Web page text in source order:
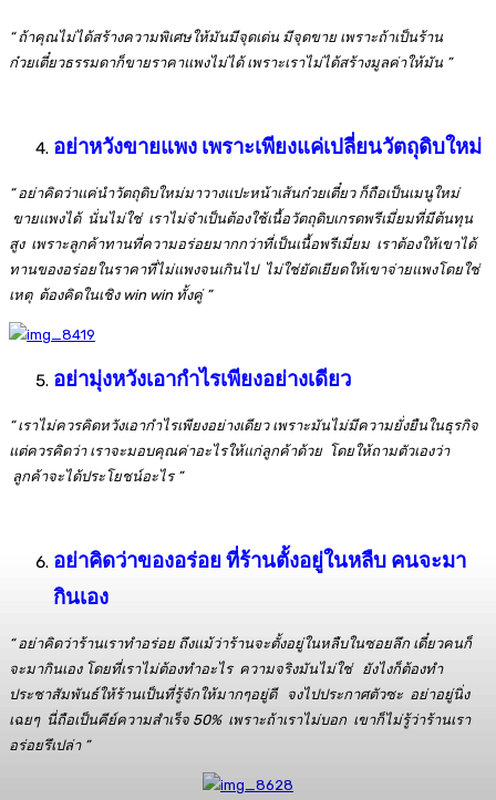
“ ถ้าคุณไม่ได้สร้างความพิเศษให้มันมีจุดเด่น มีจุดขาย เพราะถ้าเป็นร้าน
ก๋วยเตี๋ยวธรรมดาก็ขายราคาแพงไม่ได้ เพราะเราไม่ได้สร้างมูลค่าให้มัน ”
อย่าหวังขายแพง เพราะเพียงแค่เปลี่ยนวัตถุดิบใหม่
“อย่าคิดว่าแค่นำวัตถุดิบใหม่มาวางแปะหน้าเส้นก๋วยเตี๋ยว ก็ถือเป็นเมนูใหม่
ขายแพงได้ นั่นไม่ใช่ เราไม่จำเป็นต้องใช้เนื้อวัตถุดิบเกรดพรีเมี่ยมที่มีต้นทุน
สูง เพราะลูกค้าทานที่ความอร่อยมากกว่าที่เป็นเนื้อพรีเมี่ยม เราต้องให้เขาได้
ทานของอร่อยในราคาที่ไม่แพงจนเกินไป ไม่ใช่ยัดเยียดให้เขาจ่ายแพงโดยใช่
เหตุ ต้องคิดในเชิง win win ทั้งคู่”
อย่ามุ่งหวังเอากำไรเพียงอย่างเดียว
“ เราไม่ควรคิดหวังเอากำไรเพียงอย่างเดียว เพราะมันไม่มีความยั่งยืนในธุรกิจ
แต่ควรคิดว่า เราจะมอบคุณค่าอะไรให้แก่ลูกค้าด้วย โดยให้ถามตัวเองว่า
ลูกค้าจะได้ประโยชน์อะไร”
อย่าคิดว่าของอร่อย ที่ร้านตั้งอยู่ในหลืบ คนจะมา
กินเอง
“ อย่าคิดว่าร้านเราทำอร่อย ถึงแม้ว่าร้านจะตั้งอยู่ในหลืบในซอยลึก เดี๋ยวคนก็
จะมากินเอง โดยที่เราไม่ต้องทำอะไร ความจริงมันไม่ใช่ ยังไงก็ต้องทำ
ประชาสัมพันธ์ให้ร้านเป็นที่รู้จักให้มากๆอยู่ดี จงไปประกาศตัวซะ อย่าอยู่นิ่ง
เฉยๆ นี่ถือเป็นคีย์ความสำเร็จ 50%เพราะถ้าเราไม่บอก เขาก็ไม่รู้ว่าร้านเรา
อร่อยรึเปล่า”